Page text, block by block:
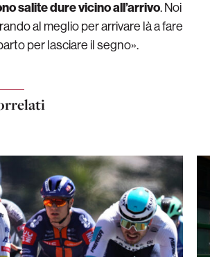
salite dure vicino all’arrivo. Noi
al meglio per arrivare là a fare
per lasciare il segno».